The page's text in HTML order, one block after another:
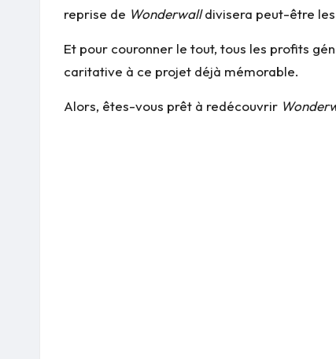
reprise de Wonderwalldivisera peut-être les
Et pour couronner le tout, tous les profits
caritative à ce projet déjà mémorable.
Alors, êtes-vous prêt à redécouvrir